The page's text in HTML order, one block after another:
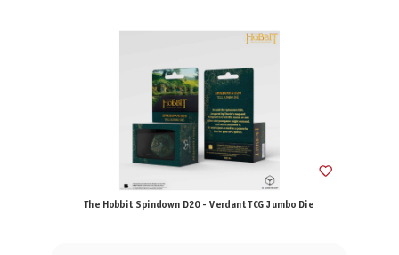
The Hobbit Spindown D20 - Verdant TCG Jumbo Die